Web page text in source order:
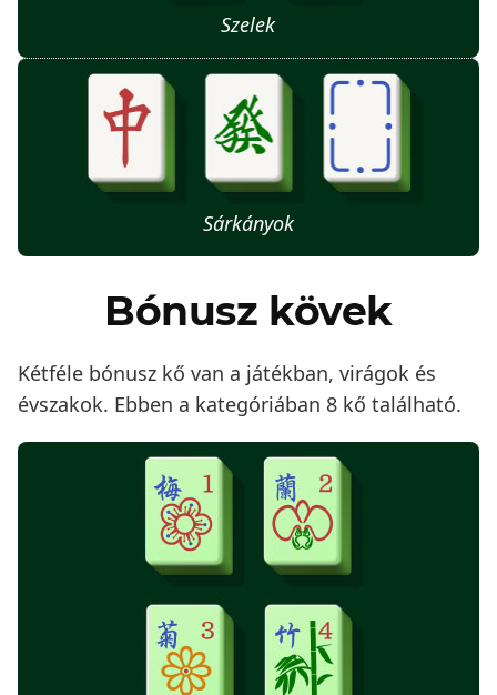
Szelek
Sárkányok
Bónusz kövek
Kétféle bónusz kő van a játékban, virágok és
évszakok. Ebben a kategóriában 8 kő található.